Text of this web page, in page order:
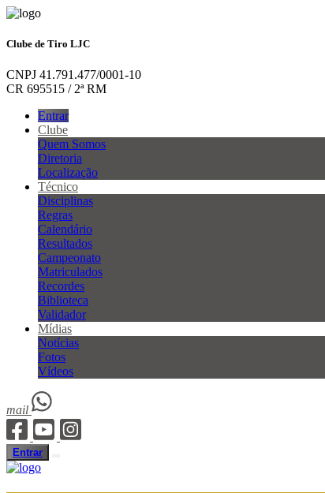
Clube de Tiro LJC
CNPJ 41.791.477/0001-10
CR 695515 / 2ª RM
Entrar
Clube
Quem Somos
Diretoria
Localização
Técnico
Disciplinas
Regras
Calendário
Resultados
Campeonato
Matriculados
Recordes
Biblioteca
Validador
Mídias
Notícias
Fotos
Vídeos
mail
Entrar